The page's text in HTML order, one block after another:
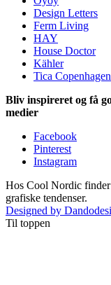
Design Letters
Ferm Living
HAY
House Doctor
Kähler
Tica Copenhagen
Bliv inspireret og få
medier
Facebook
Pinterest
Instagram
Hos Cool Nordic
grafiske tendenser.
Designed by
Til toppen